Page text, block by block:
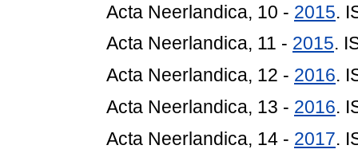
Acta Neerlandica, 10 - 2015.
Acta Neerlandica, 11 - 2015.
Acta Neerlandica, 12 - 2016.
Acta Neerlandica, 13 - 2016.
Acta Neerlandica, 14 - 2017.